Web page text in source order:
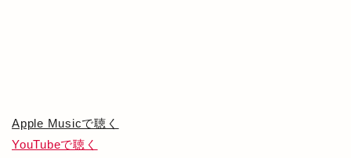
Apple Musicで聴く
YouTubeで聴く